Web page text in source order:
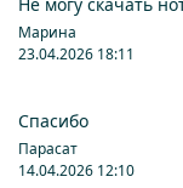
Марина
23.04.2026 18:11
Спасибо
Парасат
14.04.2026 12:10